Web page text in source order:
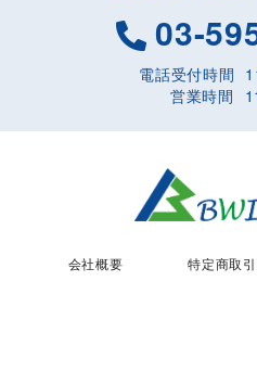
03-
電話受付時間
営業時間
会社概要 特定商取